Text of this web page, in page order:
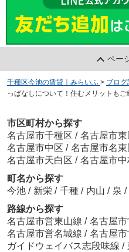
ペー
千種区今池の賃貸｜みらいふ > ブロ
っぱなしについて！住むメリットもご
市区町村から探す
名古屋市千種区 / 名古屋市東
名古屋市中区 / 名古屋市名東
名古屋市天白区 / 名古屋市中
町名から探す
今池 / 新栄 / 千種 / 内山 / 泉 /
路線から探す
名古屋市営東山線 / 名古屋
名古屋市営名城線 / 名古屋
ガイドウェイバス志段味線 /